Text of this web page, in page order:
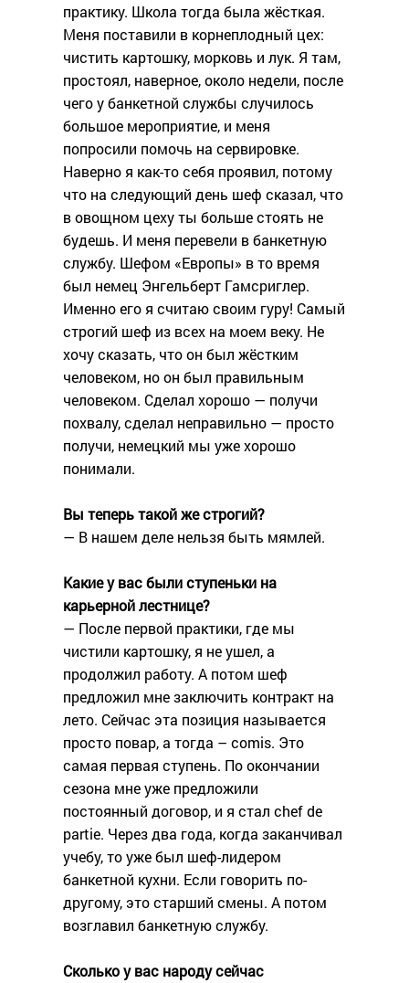
практику. Школа тогда была жёсткая.
Меня поставили в корнеплодный цех:
чистить картошку, морковь и лук. Я там,
простоял, наверное, около недели, после
чего у банкетной службы случилось
большое мероприятие, и меня
попросили помочь на сервировке.
Наверно я как-то себя проявил, потому
что на следующий день шеф сказал, что
в овощном цеху ты больше стоять не
будешь. И меня перевели в банкетную
службу. Шефом «Европы» в то время
был немец Энгельберт Гамсриглер.
Именно его я считаю своим гуру! Самый
строгий шеф из всех на моем веку. Не
хочу сказать, что он был жёстким
человеком, но он был правильным
человеком. Сделал хорошо — получи
похвалу, сделал неправильно — просто
получи, немецкий мы уже хорошо
понимали.
Вы теперь такой же строгий?
— В нашем деле нельзя быть мямлей.
Какие у вас были ступеньки на
карьерной лестнице?
— После первой практики, где мы
чистили картошку, я не ушел, а
продолжил работу. А потом шеф
предложил мне заключить контракт на
лето. Сейчас эта позиция называется
просто повар, а тогда – comis. Это
самая первая ступень. По окончании
сезона мне уже предложили
постоянный договор, и я стал chef de
partie. Через два года, когда заканчивал
учебу, то уже был шеф-лидером
банкетной кухни. Если говорить по-
другому, это старший смены. А потом
возглавил банкетную службу.
Сколько у вас народу сейчас